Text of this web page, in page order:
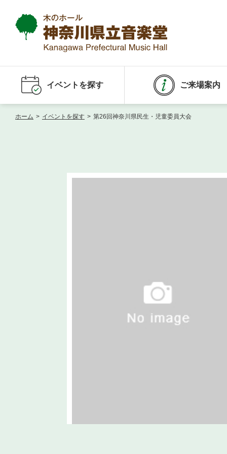
イベントを探す ご来場案内
ホーム > イベントを探す > 第26回神奈川県民生・児童委員大会